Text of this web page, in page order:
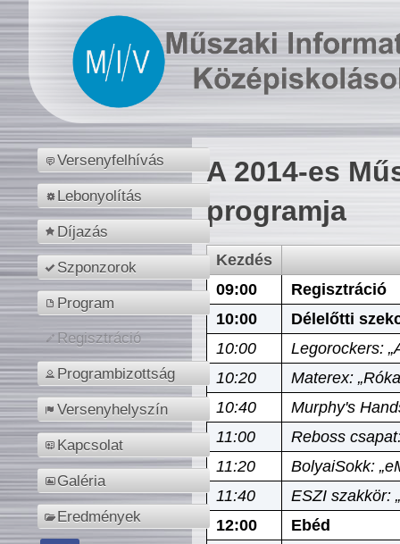
Versenyfelhívás
Lebonyolítás
Díjazás
Szponzorok
Program
Regisztráció
Programbizottság
Versenyhelyszín
Kapcsolat
Galéria
Eredmények
A 2014-es
programja
Kezdés
09:00
Regisztráció
10:00
Délelőtti
10:00
Legorockers:
10:20
Materex:
10:40
Murphy's
11:00
Reboss
11:20
BolyaiSokk:
11:40
ESZI szakkör:
12:00
Ebéd